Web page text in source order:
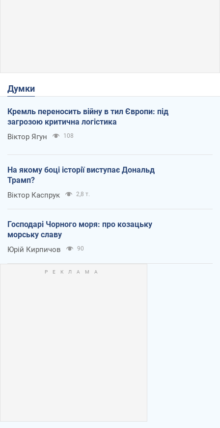
Думки
Кремль переносить війну в тил Європи: під
загрозою критична логістика
Віктор Ягун 108
На якому боці історії виступає Дональд
Трамп?
Віктор Каспрук 2,8 т.
Господарі Чорного моря: про козацьку
морську славу
Юрій Кирпичов 90